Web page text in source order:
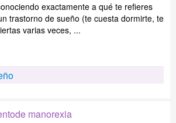
exactamente a qué te refieres
trastorno de sueño (te cuesta dormirte, te
varias veces, ...
manorexia